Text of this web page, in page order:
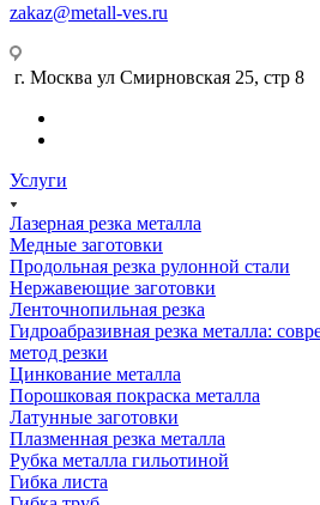
zakaz@metall-ves.ru
г. Москва ул Смирновская 25, стр 8
Услуги
Лазерная резка металла
Медные заготовки
Продольная резка рулонной стали
Нержавеющие заготовки
Ленточнопильная резка
Гидроабразивная резка металла:
метод резки
Цинкование металла
Порошковая покраска металла
Латунные заготовки
Плазменная резка металла
Рубка металла гильотиной
Гибка листа